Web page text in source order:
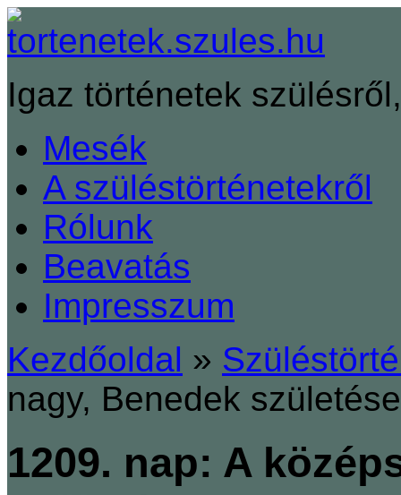
Igaz történetek
Mesék
A szüléstörténetekről
Rólunk
Beavatás
Impresszum
Kezdőoldal »
nagy, Benedek születése
1209. nap: A